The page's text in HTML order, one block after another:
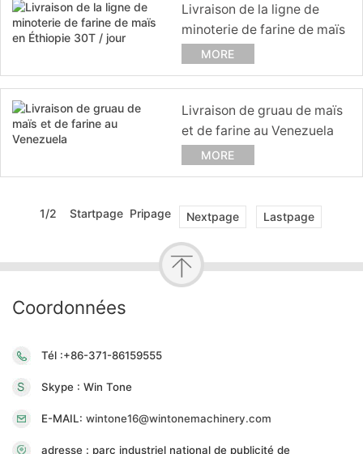
Livraison de la ligne de
minoterie de farine de maïs
en Éthiopie 30T / jour
MORE
Livraison de gruau de maïs
et de farine au Venezuela
MORE
1/2 Startpage Pripage Nextpage Lastpage
Coordonnées
Tél :+86-371-86159555
Skype : Win Tone
E-MAIL: wintone16@wintonemachinery.com
adresse : parc industriel national de publicité de